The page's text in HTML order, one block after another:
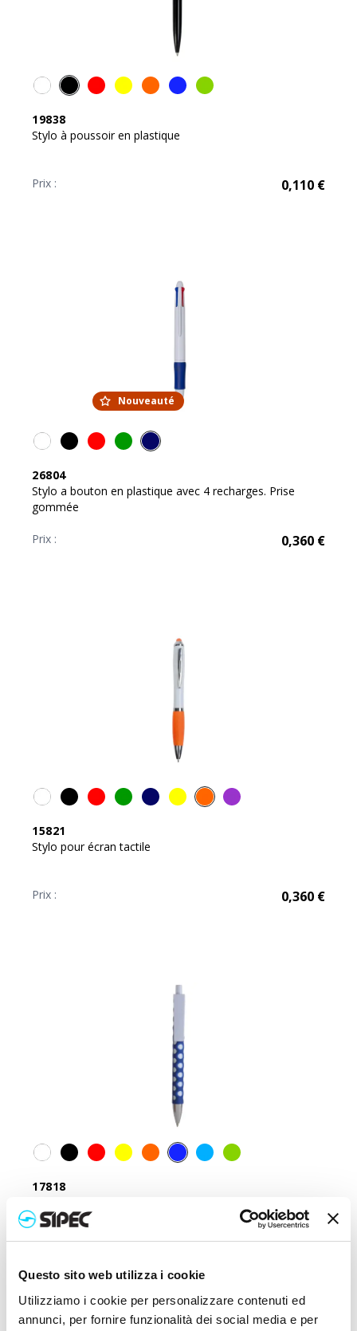
Questo sito web utilizza i cookie
Utilizziamo i cookie per personalizzare contenuti ed
annunci, per fornire funzionalità dei social media e per
19838
Stylo à poussoir en plastique
Prix : 0,110 €
Nouveauté
26804
Stylo a bouton en plastique avec 4 recharges. Prise
gommée
Prix : 0,360 €
15821
Stylo pour écran tactile
Prix : 0,360 €
17818